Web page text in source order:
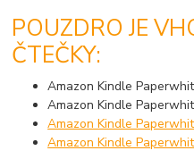
POUZDRO JE
ČTEČKY:
Amazon Kindle
Amazon Kindle
Amazon Kindle
Amazon Kindle